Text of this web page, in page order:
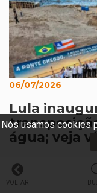
Nós usamos cookies
06/07/2026
Lula
água; veja
VOLTAR